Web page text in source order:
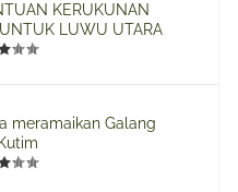
KERUKUNAN
LUWU UTARA
meramaikan Galang